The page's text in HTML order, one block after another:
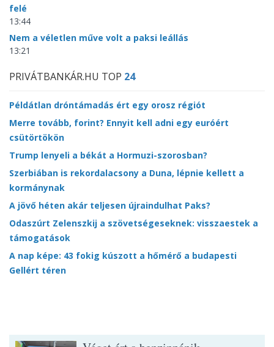
felé
13:44
Nem a véletlen műve volt a paksi leállás
13:21
PRIVÁTBANKÁR.HU TOP 24
Példátlan dróntámadás ért egy orosz régiót
Merre tovább, forint? Ennyit kell adni egy euróért
csütörtökön
Trump lenyeli a békát a Hormuzi-szorosban?
Szerbiában is rekordalacsony a Duna, lépnie kellett a
kormánynak
A jövő héten akár teljesen újraindulhat Paks?
Odaszúrt Zelenszkij a szövetségeseknek: visszaestek a
támogatások
A nap képe: 43 fokig kúszott a hőmérő a budapesti
Gellért téren